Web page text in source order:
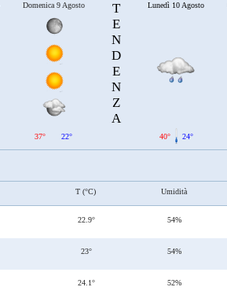
Domenica 9 Agosto
37° 22°
T
E
N
D
E
N
Z
A
Lunedì 10 Agosto
40° 24°
T (°C) Umidità
22.9°
54%
23°
54%
24.1°
52%